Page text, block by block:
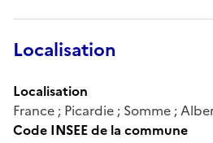
Localisation
Localisation
France ; Picardie ; Somme ;
Code INSEE de la commune